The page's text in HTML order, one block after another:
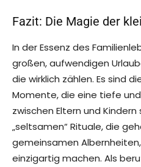
Fazit: Die Magie der
In der Essenz des
großen, aufwendigen
die wirklich zählen. Es sind
Momente, die eine tiefe
zwischen Eltern und
„seltsamen“ Rituale, die
gemeinsamen
einzigartig machen. Als